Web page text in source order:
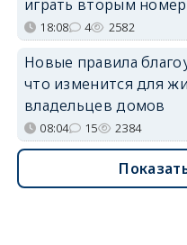
играть вторым
18:08 4 2582
Новые правила
что изменится для
владельцев домов
08:04 15 2384